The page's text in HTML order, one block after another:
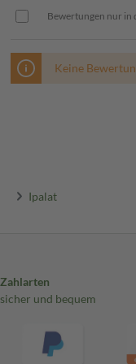
Bewertungen nur in
Keine
Ipalat
Zahlarten
sicher und bequem